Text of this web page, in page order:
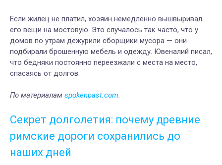
Если жилец не платил, хозяин немедленно вышвыривал
его вещи на мостовую. Это случалось так часто, что у
домов по утрам дежурили сборщики мусора — они
подбирали брошенную мебель и одежду. Ювеналий писал,
что бедняки постоянно переезжали с места на место,
спасаясь от долгов.
По материалам spokenpast.com.
Секрет долголетия: почему древние
римские дороги сохранились до
наших дней